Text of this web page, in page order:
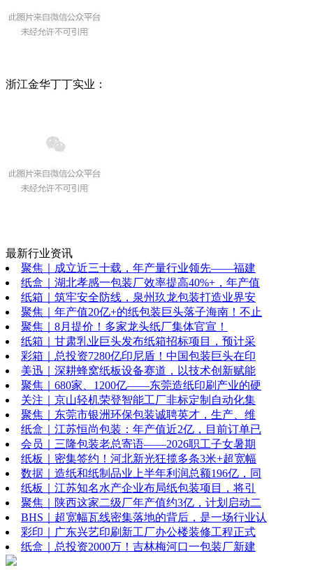
浙江金华丁丁实业：
最新行业资讯
聚焦｜成立近三十载，年产量行业领先——福建
纸盒｜湖北孝感一包装厂效率提高40%+，年产值
纸箱｜筑牢安全防线，泉州玖龙包装打造业界安
聚焦｜年产值20亿+的纸包装巨头落子海南！不止
聚焦｜8月提价！多家龙头纸厂集体官宣！
纸箱｜甘肃乳业巨头发布纸箱招标项目，预计采
彩箱｜总投资7280亿印尼盾！中国包装巨头在印
美迅｜深耕蜂窝纸板设备赛道，以技术创新赋能
聚焦｜680家、1200亿——东莞造纸印刷产业的硬
关注｜京山轻机荣登智能工厂非标定制自动化集
聚焦｜东莞市银洲环保包装诚聘英才，生产、维
纸盒｜江苏恒尚包装：年产值近2亿，目前订单已
会员｜三隆包装老总寄语——2026职工子女暑期
纸板｜密集签约！河北新光狂揽多条3米+超宽幅
数据｜造纸和纸制品业上半年利润总额196亿，同
纸板｜江苏知名水产企业布局纸包装项目，将引
聚焦｜陕西这家二级厂年产值约3亿，计划启动二
BHS｜超宽幅瓦线密集落地的背后，是一场行业认
彩印｜广东兴艺印刷新工厂办公楼装修工程正式
纸盒｜总投资2000万！吉林梅河口一包装厂新建